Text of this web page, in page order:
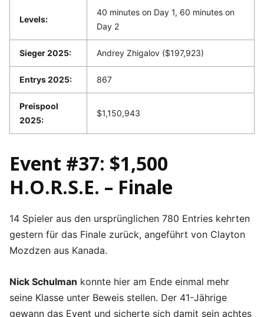
Levels:
40 minutes on Day 1, 60 minutes on
Day 2
Sieger 2025: Andrey Zhigalov ($197,923)
Entrys 2025: 867
Preispool
2025:
$1,150,943
Event #37: $1,500
H.O.R.S.E. – Finale
14 Spieler aus den ursprünglichen 780 Entries kehrten
gestern für das Finale zurück, angeführt von Clayton
Mozdzen aus Kanada.
Nick Schulman konnte hier am Ende einmal mehr
seine Klasse unter Beweis stellen. Der 41-Jährige
gewann das Event und sicherte sich damit sein achtes